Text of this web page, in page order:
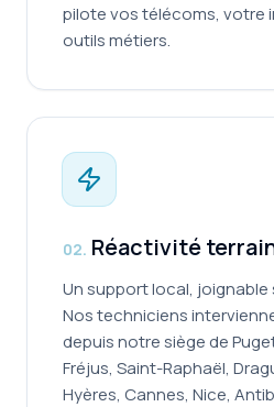
pilote vos télécoms, votre
outils métiers.
02. Réactivité
Un support local, joignable
Nos techniciens
depuis notre siège de
Fréjus, Saint-Raphaël,
Hyères, Cannes, Nice,